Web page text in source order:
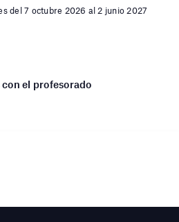
del 7 octubre 2026 al 2 junio 2027
el profesorado